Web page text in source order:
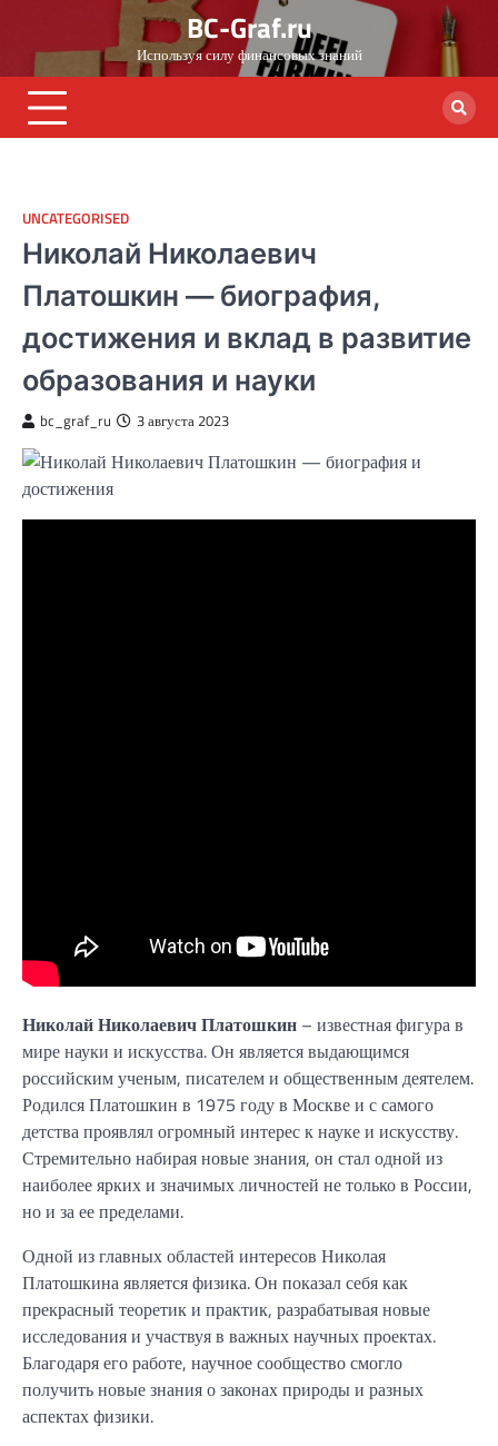
content
BC-Graf.ru
Используя силу финансовых знаний
UNCATEGORISED
Николай Николаевич
Платошкин — биография,
достижения и вклад в развитие
образования и науки
bc_graf_ru 3 августа 2023
Николай Николаевич Платошкин – известная фигура в
мире науки и искусства. Он является выдающимся
российским ученым, писателем и общественным деятелем.
Родился Платошкин в 1975 году в Москве и с самого
детства проявлял огромный интерес к науке и искусству.
Стремительно набирая новые знания, он стал одной из
наиболее ярких и значимых личностей не только в России,
но и за ее пределами.
Одной из главных областей интересов Николая
Платошкина является физика. Он показал себя как
прекрасный теоретик и практик, разрабатывая новые
исследования и участвуя в важных научных проектах.
Благодаря его работе, научное сообщество смогло
получить новые знания о законах природы и разных
аспектах физики.